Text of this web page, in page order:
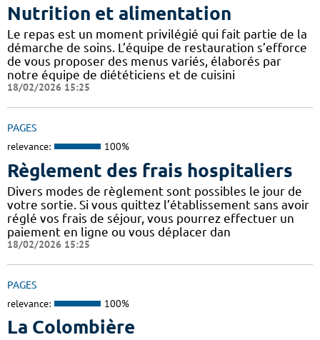
Nutrition et alimentation
Le repas est un moment privilégié qui fait partie de la
démarche de soins. L’équipe de restauration s’efforce
de vous proposer des menus variés, élaborés par
notre équipe de diététiciens et de cuisini
18/02/2026 15:25
PAGES
relevance: 100%
Règlement des frais hospitaliers
Divers modes de règlement sont possibles le jour de
votre sortie. Si vous quittez l’établissement sans avoir
réglé vos frais de séjour, vous pourrez effectuer un
paiement en ligne ou vous déplacer dan
18/02/2026 15:25
PAGES
relevance: 100%
La Colombière